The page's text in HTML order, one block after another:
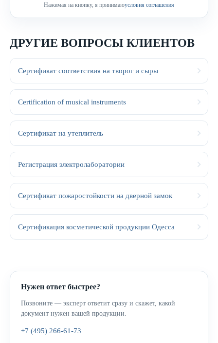
Нажимая на кнопку, я принимаюусловия соглашения
ДРУГИЕ ВОПРОСЫ КЛИЕНТОВ
Сертификат соответствия на творог и сыры
Certification of musical instruments
Сертификат на утеплитель
Регистрация электролаборатории
Сертификат пожаростойкости на дверной замок
Сертификация косметической продукции Одесса
Нужен ответ быстрее?
Позвоните — эксперт ответит сразу и скажет, какой
документ нужен вашей продукции.
+7 (495) 266-61-73